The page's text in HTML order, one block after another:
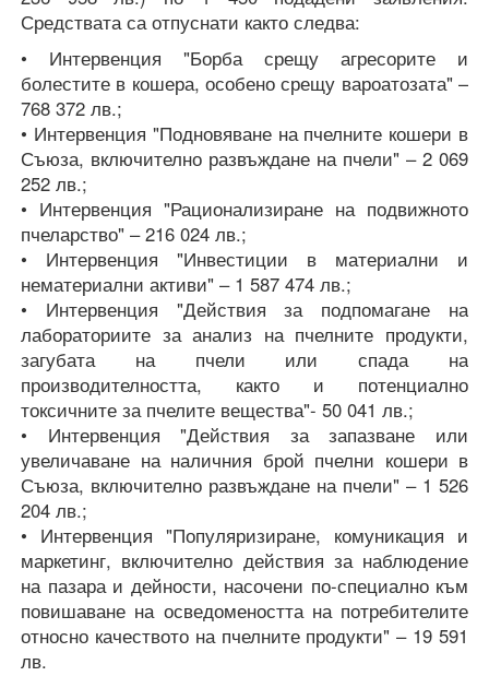
Средствата са отпуснати както следва:
• Интервенция "Борба срещу агресорите и
болестите в кошера, особено срещу вароатозата" –
768 372 лв.;
• Интервенция "Подновяване на пчелните кошери в
Съюза, включително развъждане на пчели" – 2 069
252 лв.;
• Интервенция "Рационализиране на подвижното
пчеларство" – 216 024 лв.;
• Интервенция "Инвестиции в материални и
нематериални активи" – 1 587 474 лв.;
• Интервенция "Действия за подпомагане на
лабораториите за анализ на пчелните продукти,
загубата на пчели или спада на
производителността, както и потенциално
токсичните за пчелите вещества"- 50 041 лв.;
• Интервенция "Действия за запазване или
увеличаване на наличния брой пчелни кошери в
Съюза, включително развъждане на пчели" – 1 526
204 лв.;
• Интервенция "Популяризиране, комуникация и
маркетинг, включително действия за наблюдение
на пазара и дейности, насочени по-специално към
повишаване на осведомеността на потребителите
относно качеството на пчелните продукти" – 19 591
лв.